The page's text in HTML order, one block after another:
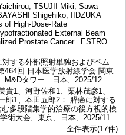
TSUJII Miki, Sawa
Shigehiko, IIDZUKA
of High-Dose-Rate
External Beam
Prostate Cancer. ESTRO
する外部照射単独およびペム
回 日本医学放射線学会 関東
M&Dタワー 日本, 2025/12
貴1、河野佐和1、栗林茂彦1、
郎1、本田五郎2： 膵癌に対する
多段階集学的治療の後方視的検
術大会, 東京、日本, 2025/11
全件表示(17件)